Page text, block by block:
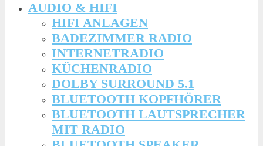
AUDIO & HIFI
HIFI ANLAGEN
BADEZIMMER RADIO
INTERNETRADIO
KÜCHENRADIO
DOLBY SURROUND 5.1
BLUETOOTH KOPFHÖRER
BLUETOOTH LAUTSPRECHER
MIT RADIO